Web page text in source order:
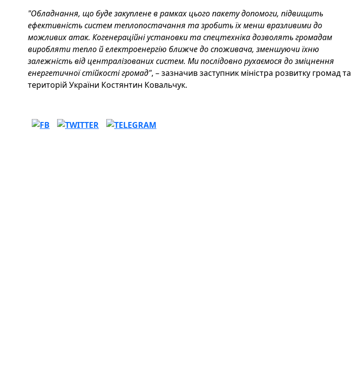
"Обладнання, що буде закуплене в рамках цього пакету допомоги, підвищить
ефективність систем теплопостачання та зробить їх менш вразливими до
можливих атак. Когенераційні установки та спецтехніка дозволять громадам
виробляти тепло й електроенергію ближче до споживача, зменшуючи їхню
залежність від централізованих систем. Ми послідовно рухаємося до зміцнення
енергетичної стійкості громад", – зазначив заступник міністра розвитку громад та
територій України Костянтин Ковальчук.